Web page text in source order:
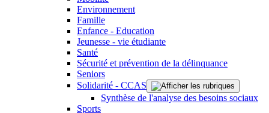
Environnement
Famille
Enfance - Education
Jeunesse - vie étudiante
Santé
Sécurité et prévention de la délinquance
Seniors
Solidarité - CCAS
Synthèse de l'analyse des besoins sociaux
Sports